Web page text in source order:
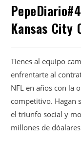
Kansas City
Tienes al equipo
enfrentarte al
NFL en años con la
competitivo. Hagan
el triunfo social y
millones de